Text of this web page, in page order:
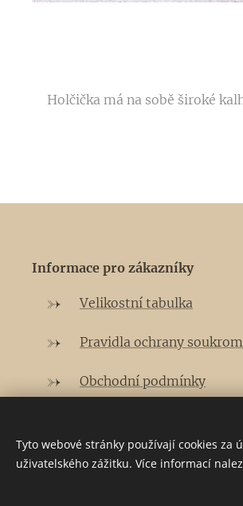
Holčička má na sobě široké
Informace pro zákazníky
Velikostní tabulka
Pravidla ochrany
Obchodní podmínky
Tyto webové stránky používají cookies
uživatelského zážitku. Více informací